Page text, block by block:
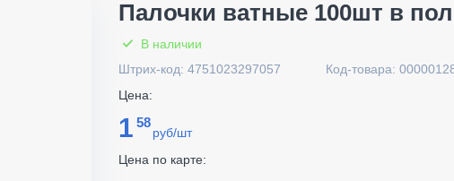
Палочки ватные 100шт в
В наличии
Штрих-код: 4751023297057
Код-товара:
Цена:
1 58
руб/шт
Цена по карте: